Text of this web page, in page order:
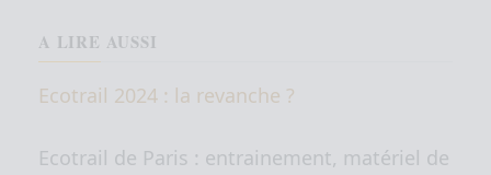
A LIRE AUSSI
Ecotrail 2024 : la revanche ?
Ecotrail de Paris : entrainement, matériel de